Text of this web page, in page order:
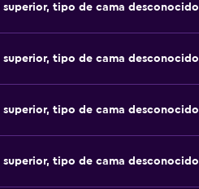
superior, tipo de cama desconocido
superior, tipo de cama desconocido
superior, tipo de cama desconocido
superior, tipo de cama desconocido